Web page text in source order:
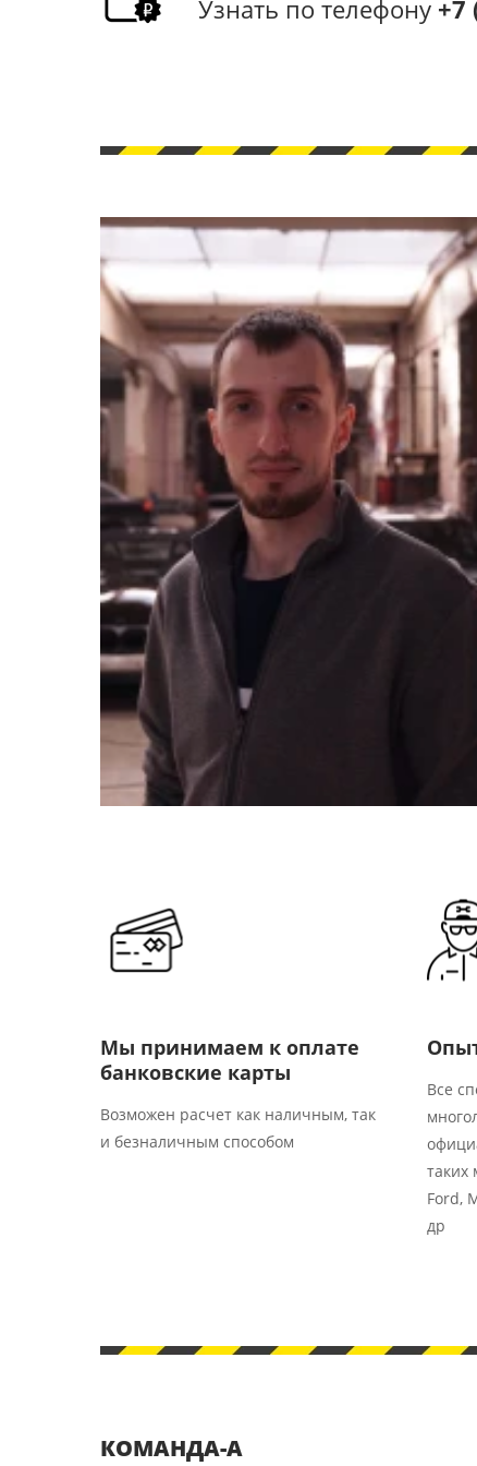
Узнать по телефону +7
Мы принимаем к оплате
банковские карты​​
Возможен расчет как наличным, так
и безналичным способом
Все
таких
Ford,
др
КОМАНДА-А